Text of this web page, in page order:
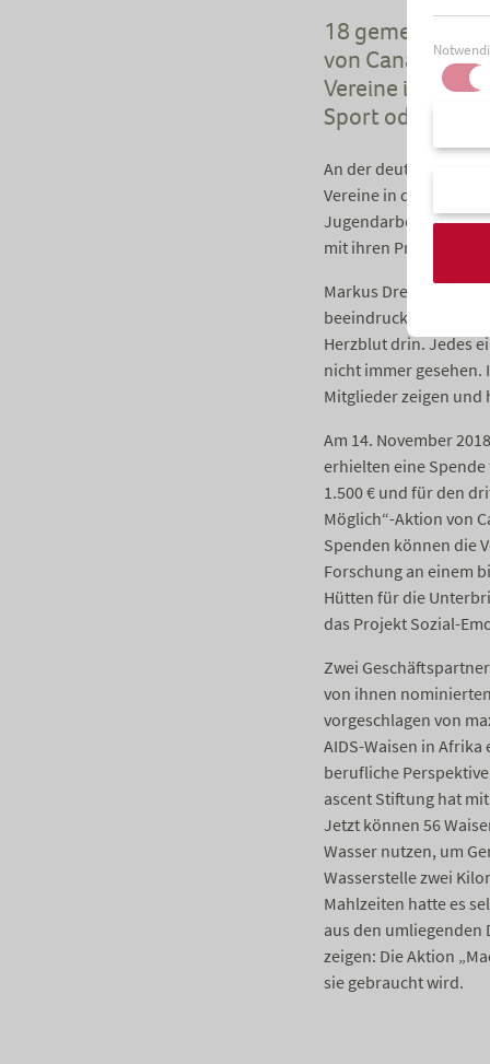
18
von Canada
Vereine ihre
Sport oder
An der
Vereine in den
Jugendarbeit und
mit ihren Projekten
Markus Drews,
beeindruckt vom
Herzblut drin. Jedes
nicht immer gesehen.
Mitglieder zeigen und
Am 14. November
erhielten eine Spende
1.500 € und für den
Möglich“-Aktion von
Spenden können die
Forschung an einem
Hütten für die
das Projekt Sozial-
Zwei
von ihnen
vorgeschlagen von
AIDS-Waisen in
berufliche
ascent Stiftung hat
Jetzt können 56
Wasser nutzen, um
Wasserstelle zwei
Mahlzeiten hatte es
aus den umliegenden
zeigen: Die Aktion
sie gebraucht wird.